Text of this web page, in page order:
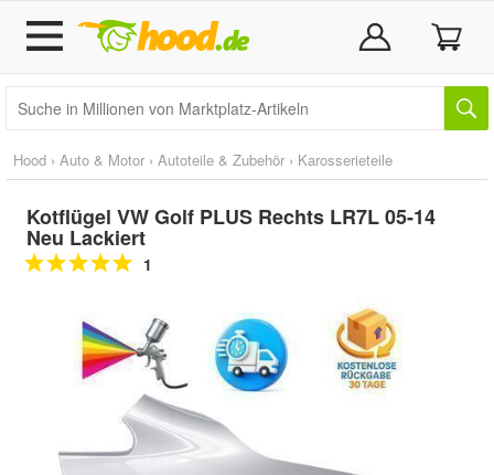
Hood › Auto & Motor › Autoteile & Zubehör › Karosserieteile
Kotflügel VW Golf PLUS Rechts LR7L 05-14
Neu Lackiert
1